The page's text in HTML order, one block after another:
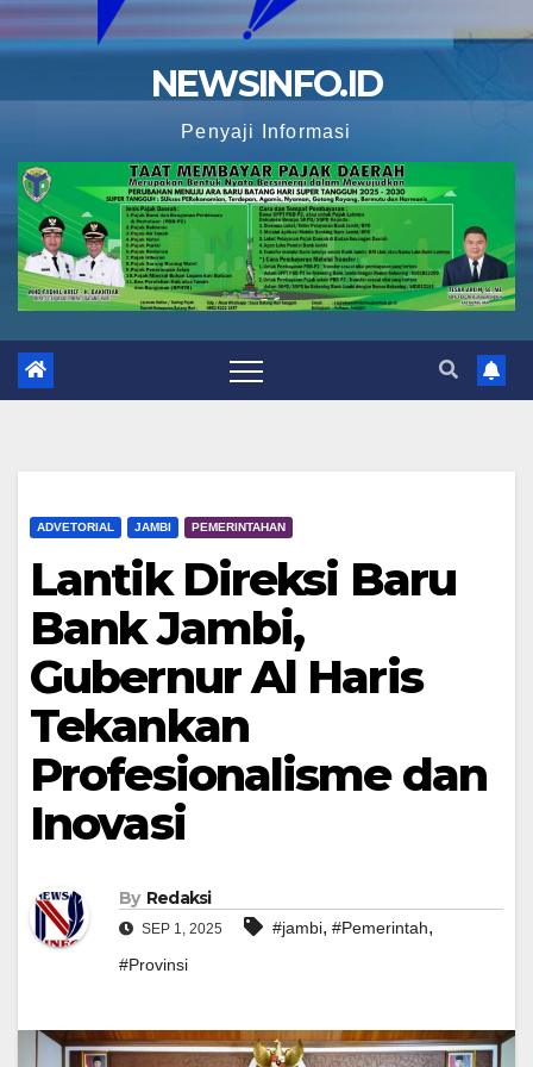
NEWSINFO.ID
Penyaji Informasi
ADVETORIAL JAMBI PEMERINTAHAN
Lantik Direksi Baru
Bank Jambi,
Gubernur Al Haris
Tekankan
Profesionalisme dan
Inovasi
By Redaksi
SEP 1, 2025 #jambi, #Pemerintah,
#Provinsi